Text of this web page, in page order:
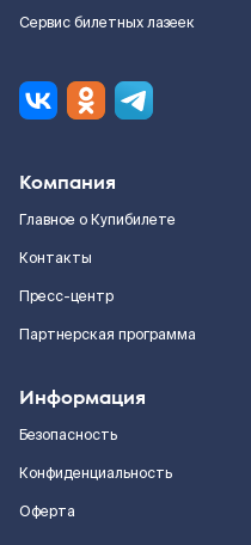
Сервис билетных лазеек
Компания
Главное о Купибилете
Контакты
Пресс-центр
Партнерская программа
Информация
Безопасность
Конфиденциальность
Оферта